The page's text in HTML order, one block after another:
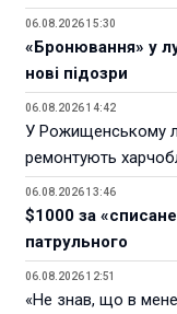
06.08.2026 15:30
«Бронювання» у
нові підозри
06.08.2026 14:42
У Рожищенському
ремонтують
06.08.2026 13:46
$1000 за
патрульного
06.08.2026 12:51
«Не знав, що в